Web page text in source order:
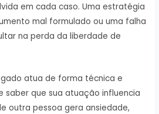
em cada caso. Uma estratégia
mal formulado ou uma falha
na perda da liberdade de
atua de forma técnica e
saber que sua atuação influencia
outra pessoa gera ansiedade,